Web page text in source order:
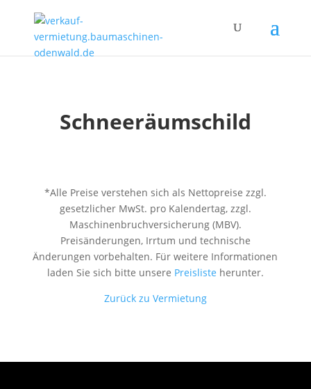
Schneeräumschild
*Alle Preise verstehen sich als Nettopreise zzgl.
gesetzlicher MwSt. pro Kalendertag, zzgl.
Maschinenbruchversicherung (MBV).
Preisänderungen, Irrtum und technische
Änderungen vorbehalten. Für weitere Informationen
laden Sie sich bitte unsere Preisliste herunter.
Zurück zu Vermietung